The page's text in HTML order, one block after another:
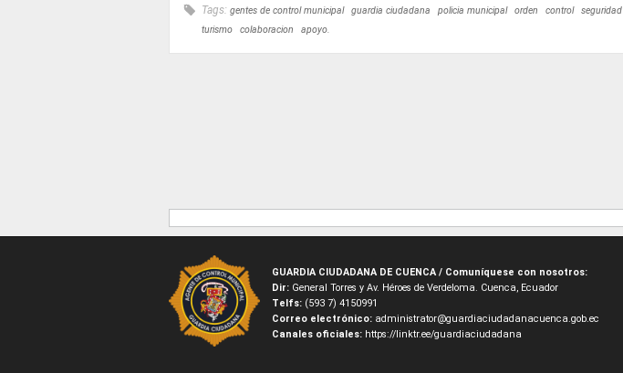
Tags: gentes de control municipal guardia ciudadana policia municipal orden control seguridad
turismo
colaboracion apoyo.
GUARDIA CIUDADANA DE CUENCA / Comuníquese con nosotros:
Dir: General Torres y Av. Héroes de Verdeloma. Cuenca, Ecuador
Telfs: (593 7) 4150991
Correo electrónico: administrator@guardiaciudadanacuenca.gob.ec
Canales oficiales: https://linktr.ee/guardiaciudadana